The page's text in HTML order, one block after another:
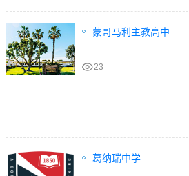
蒙哥马利主教高中
23
葛纳瑞中学